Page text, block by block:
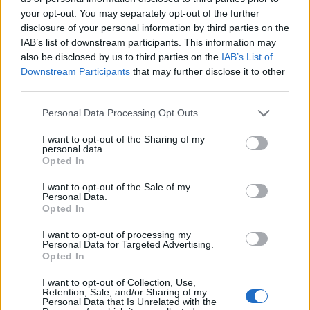
your opt-out. You may separately opt-out of the further
disclosure of your personal information by third parties on the
IAB’s list of downstream participants. This information may
also be disclosed by us to third parties on the IAB’s List of
Downstream Participants that may further disclose it to other
Personal Data Processing Opt Outs
I want to opt-out of the Sharing of my
personal data.
Opted In
I want to opt-out of the Sale of my
Personal Data.
Opted In
I want to opt-out of processing my
Personal Data for Targeted Advertising.
Opted In
I want to opt-out of Collection, Use,
Retention, Sale, and/or Sharing of my
Personal Data that Is Unrelated with the
Εμποροπανήγυρη Μυστρά 2026: Κατεπείγουσα
συνεδρίαση της Δημοτικής Επιτροπής
30/07/2026 17:47